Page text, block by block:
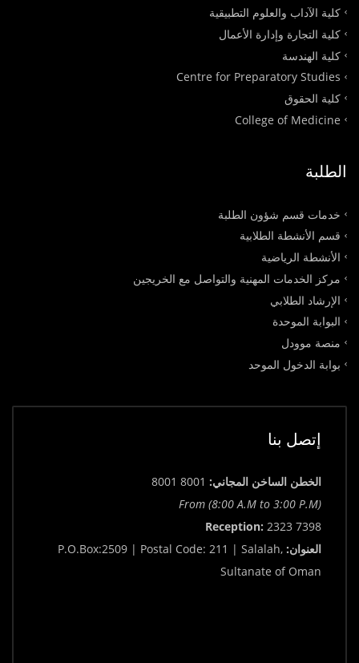
كلية الآداب والعلوم التطبيقية
كلية التجارة وإدارة الأعمال
كلية الهندسة
Centre for Preparatory Studies
كلية الحقوق
College of Medicine
الطلبة
خدمات قسم شؤون الطلبة
قسم الأنشطة الطلابية
الأنشطة الرياضية
مركز الخدمات المهنية والتواصل مع الخريجين
الإرشاد الطلابي
البوابة الموحدة
منصة موودل
بوابة الدخول الموحد
إتصل بنا
الخطن الساخن المجاني: 8001 8001
From (8:00 A.M to 3:00 P.M)
Reception: 2323 7398
العنوان: P.O.Box:2509 | Postal Code: 211 | Salalah,
Sultanate of Oman